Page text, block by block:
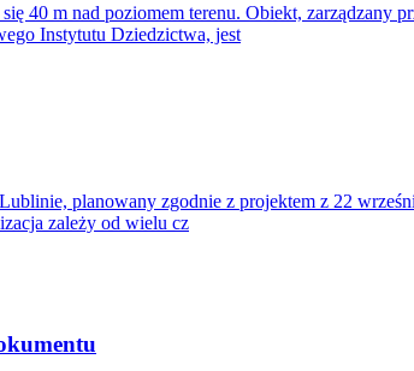
40 m nad poziomem terenu. Obiekt, zarządzany
Instytutu Dziedzictwa, jest
planowany zgodnie z projektem z 22
zależy od wielu cz